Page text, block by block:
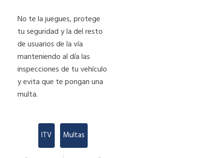
No te la juegues, protege
tu seguridad y la del resto
de usuarios de la vía
manteniendo al día las
inspecciones de tu vehículo
y evita que te pongan una
multa.
ITV Multas